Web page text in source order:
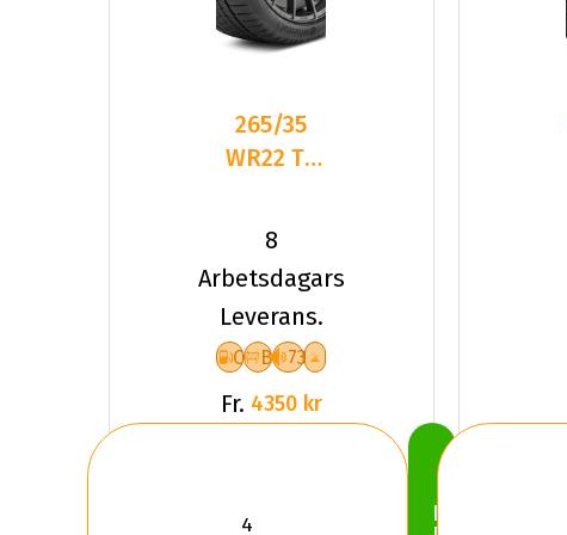
265/35
WR22 TL
TS860 S
MGT XL
FR
8
Arbetsdagars
Leverans.
C B 73
Fr. 4350 kr
Köp